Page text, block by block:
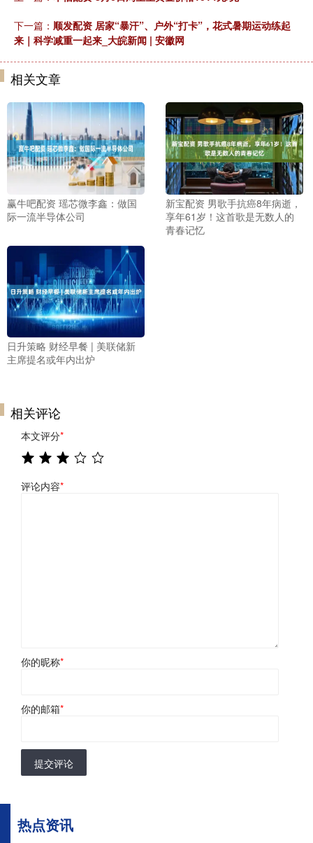
下一篇： 顺发配资 居家“暴汗”、户外“打卡”，花式暑期运动练起
来｜科学减重一起来_大皖新闻 | 安徽网
相关文章
赢牛吧配资 瑶芯微李鑫：做国
际一流半导体公司
新宝配资 男歌手抗癌8年病逝，
享年61岁！这首歌是无数人的
青春记忆
日升策略 财经早餐 | 美联储新
主席提名或年内出炉
相关评论
本文评分*
评论内容*
你的昵称*
你的邮箱*
提交评论
热点资讯